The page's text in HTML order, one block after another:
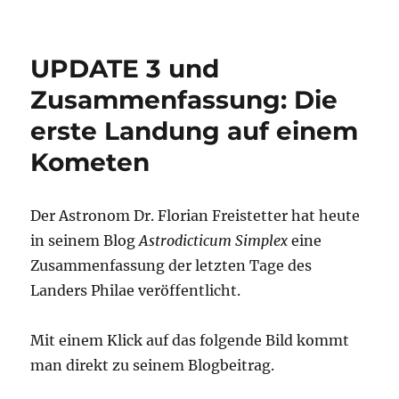
Sonnensystem
70.000
Jahren
–
nochmal
UPDATE 3 und
Zusammenfassung: Die
erste Landung auf einem
Kometen
Der Astronom Dr. Florian Freistetter hat heute
in seinem BlogAstrodicticum Simplex eine
Zusammenfassung der letzten Tage des
Landers Philae veröffentlicht.
Mit einem Klick auf das folgende Bild kommt
man direkt zu seinem Blogbeitrag.